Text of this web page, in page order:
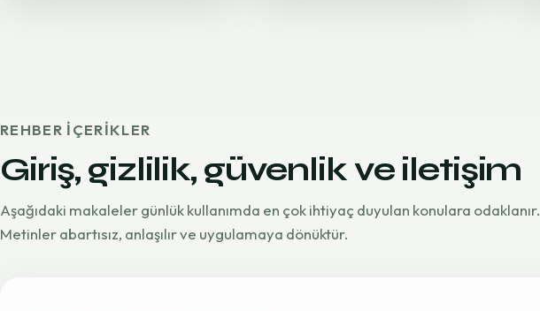
REHBER IÇERIKLER
Giriş, gizlilik, güvenlik ve iletişim
Aşağıdaki makaleler günlük kullanımda en çok ihtiyaç duyulan konulara odaklanır.
Metinler abartısız, anlaşılır ve uygulamaya dönüktür.